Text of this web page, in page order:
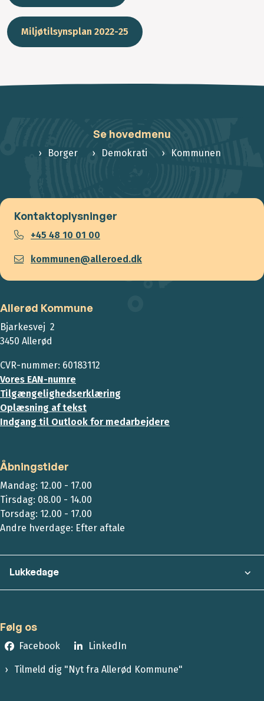
Miljøtilsynsplan 2022-25
Se hovedmenu
Borger Demokrati Kommunen
Kontaktoplysninger
+45 48 10 01 00
kommunen@alleroed.dk
Allerød Kommune
Bjarkesvej 2
3450 Allerød
CVR-nummer: 60183112
Vores EAN-numre
Tilgængelighedserklæring
Oplæsning af tekst
Indgang til Outlook for medarbejdere
Åbningstider
Mandag: 12.00 - 17.00
Tirsdag: 08.00 - 14.00
Torsdag: 12.00 - 17.00
Andre hverdage: Efter aftale
Lukkedage
Følg os
Facebook LinkedIn
Tilmeld dig "Nyt fra Allerød Kommune"